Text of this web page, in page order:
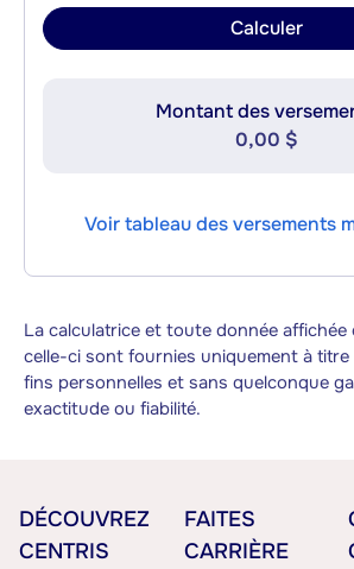
Calculer
Montant des
0,00 $
Voir tableau des versements
La calculatrice et toute donnée affichée
celle-ci sont fournies uniquement à
fins personnelles et sans quelconque
exactitude ou fiabilité.
DÉCOUVREZ
CENTRIS
FAITES
CARRIÈRE